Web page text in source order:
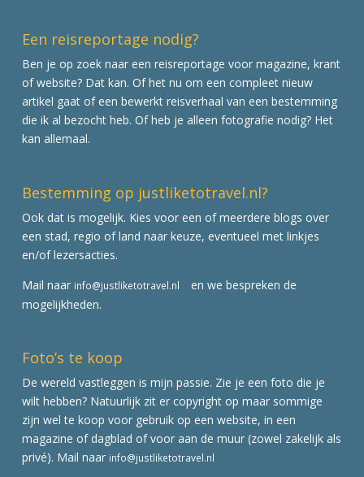
Een reisreportage nodig?
Ben je op zoek naar een reisreportage voor magazine, krant
of website? Dat kan. Of het nu om een compleet nieuw
artikel gaat of een bewerkt reisverhaal van een bestemming
die ik al bezocht heb. Of heb je alleen fotografie nodig? Het
kan allemaal.
Bestemming op justliketotravel.nl?
Ook dat is mogelijk. Kies voor een of meerdere blogs over
een stad, regio of land naar keuze, eventueel met linkjes
en/of lezersacties.
Mail naar info@justliketotravel.nl
en we bespreken de
mogelijkheden.
Foto’s te koop
De wereld vastleggen is mijn passie. Zie je een foto die je
wilt hebben? Natuurlijk zit er copyright op maar sommige
zijn wel te koop voor gebruik op een website, in een
magazine of dagblad of voor aan de muur (zowel zakelijk als
privé). Mail naar info@justliketotravel.nl